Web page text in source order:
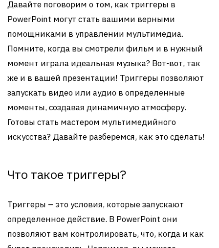
Давайте поговорим о том, как триггеры в
PowerPoint могут стать вашими верными
помощниками в управлении мультимедиа.
Помните, когда вы смотрели фильм и в нужный
момент играла идеальная музыка? Вот-вот, так
же и в вашей презентации! Триггеры позволяют
запускать видео или аудио в определенные
моменты, создавая динамичную атмосферу.
Готовы стать мастером мультимедийного
искусства? Давайте разберемся, как это сделать!
Что такое триггеры?
Триггеры – это условия, которые запускают
определенное действие. В PowerPoint они
позволяют вам контролировать, что, когда и как